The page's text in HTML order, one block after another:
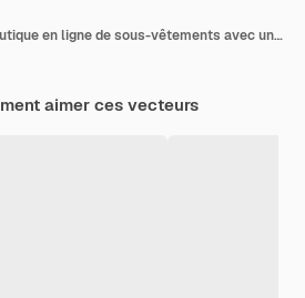
Concept plat de boutique en ligne de sous-vêtements avec une femme qui choisit des sous-vêtements sur place
aimer ces vecteurs